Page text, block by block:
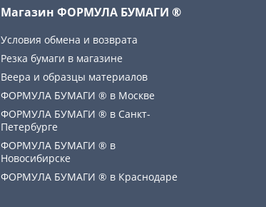
Магазин ФОРМУЛА БУМАГИ ®
Условия обмена и возврата
Резка бумаги в магазине
Веера и образцы материалов
ФОРМУЛА БУМАГИ ® в Москве
ФОРМУЛА БУМАГИ ® в Санкт-
Петербурге
ФОРМУЛА БУМАГИ ® в
Новосибирске
ФОРМУЛА БУМАГИ ® в Краснодаре